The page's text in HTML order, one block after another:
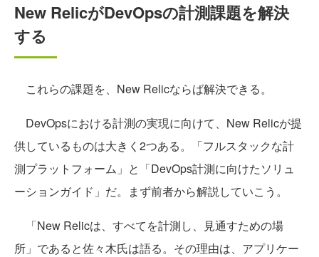
New RelicがDevOpsの計測課題を解決
する
これらの課題を、New Relicならば解決できる。
DevOpsにおける計測の実現に向けて、New Relicが提
供しているものは大きく2つある。「フルスタックな計
測プラットフォーム」と「DevOps計測に向けたソリュ
ーションガイド」だ。まず前者から解説していこう。
「New Relicは、すべてを計測し、見通すための場
所」であると佐々木氏は語る。その理由は、アプリケー